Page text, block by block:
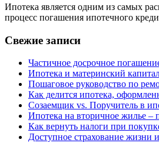
Ипотека является одним из самых
процесс погашения ипотечного
Свежие записи
Частичное досрочное
Ипотека и материнский
Пошаговое руководство по
Как делится ипотека,
Созаемщик vs. Поручитель в
Ипотека на вторичное жилье –
Как вернуть налоги при
Доступное страхование